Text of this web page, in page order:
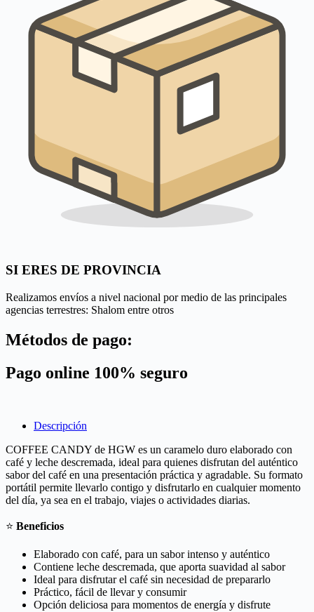
SI ERES DE PROVINCIA
Realizamos envíos a nivel nacional por medio de las principales
agencias terrestres: Shalom entre otros
Métodos de pago:
Pago online 100% seguro
Descripción
COFFEE CANDY de HGW es un caramelo duro elaborado con
café y leche descremada, ideal para quienes disfrutan del auténtico
sabor del café en una presentación práctica y agradable. Su formato
portátil permite llevarlo contigo y disfrutarlo en cualquier momento
del día, ya sea en el trabajo, viajes o actividades diarias.
⭐ Beneficios
Elaborado con café, para un sabor intenso y auténtico
Contiene leche descremada, que aporta suavidad al sabor
Ideal para disfrutar el café sin necesidad de prepararlo
Práctico, fácil de llevar y consumir
Opción deliciosa para momentos de energía y disfrute